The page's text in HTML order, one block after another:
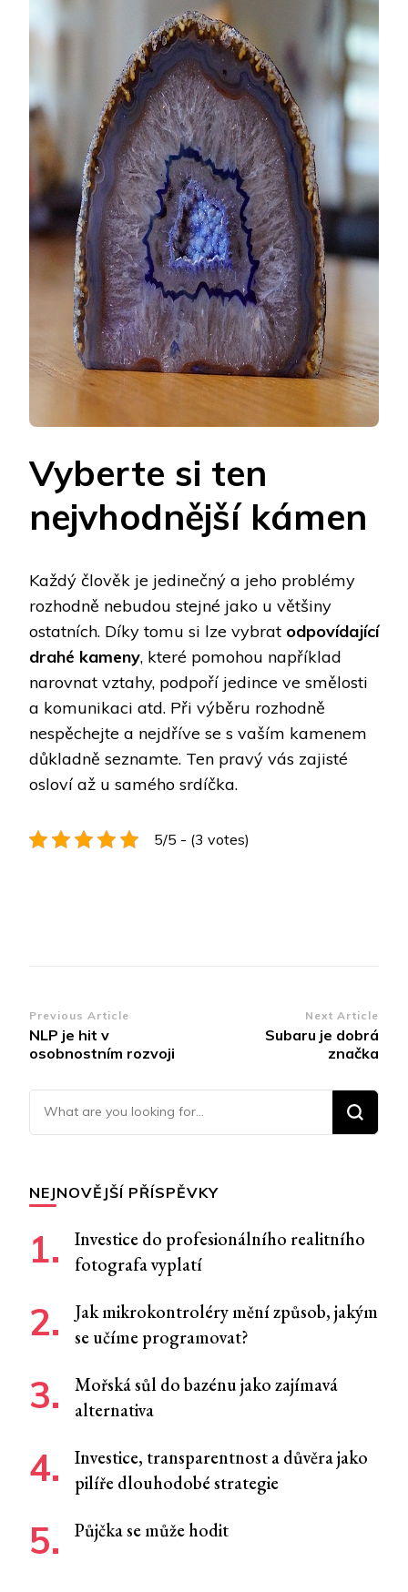
Vyberte si ten
nejvhodnější kámen
Každý člověk je jedinečný a jeho problémy
rozhodně nebudou stejné jako u většiny
ostatních. Díky tomu si lze vybrat odpovídající
drahé kameny, které pomohou například
narovnat vztahy, podpoří jedince ve smělosti
a komunikaci atd. Při výběru rozhodně
nespěchejte a nejdříve se s vaším kamenem
důkladně seznamte. Ten pravý vás zajisté
osloví až u samého srdíčka.
5/5 - (3 votes)
Post
Navigation
Previous Article
NLP je hit v
osobnostním rozvoji
Next Article
Subaru je dobrá
značka
Looking for Something?
NEJNOVĚJŠÍ PŘÍSPĚVKY
Investice do profesionálního realitního
fotografa vyplatí
Jak mikrokontroléry mění způsob, jakým
se učíme programovat?
Mořská sůl do bazénu jako zajímavá
alternativa
Investice, transparentnost a důvěra jako
pilíře dlouhodobé strategie
Půjčka se může hodit